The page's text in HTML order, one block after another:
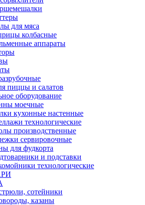
для мяса
колбасные
аппараты
пиццы и салатов
оборудование
моечные
кухонные настенные
технологические
производственные
сервировочные
для фудкорта
и подставки
технологические
сотейники
казаны